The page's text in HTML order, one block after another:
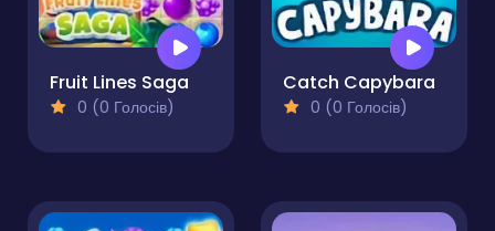
Fruit Lines Saga
0 (0 Голосів)
Catch Capybara
0 (0 Голосів)